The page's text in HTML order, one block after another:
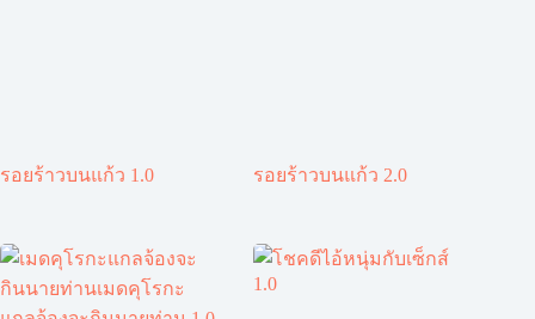
รอยร้าวบนแก้ว 1.0 รอยร้าวบนแก้ว 2.0